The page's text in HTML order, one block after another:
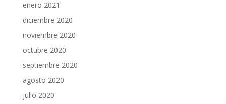
enero 2021
diciembre 2020
noviembre 2020
octubre 2020
septiembre 2020
agosto 2020
julio 2020